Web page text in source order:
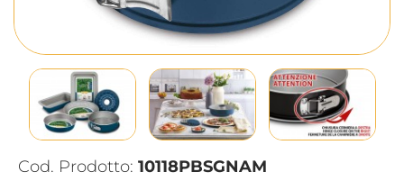
Cod. Prodotto: 10118PBSGNAM